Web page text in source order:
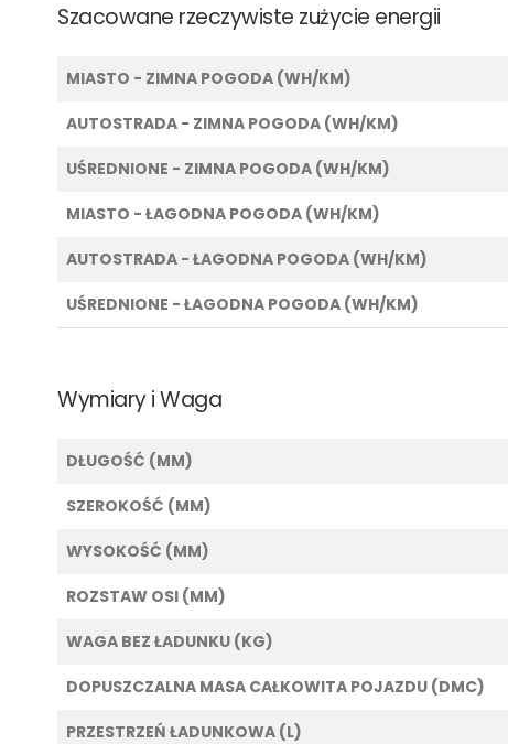
Szacowane rzeczywiste zużycie energii
MIASTO - ZIMNA POGODA (WH/KM)
AUTOSTRADA - ZIMNA POGODA (WH/KM)
UŚREDNIONE - ZIMNA POGODA (WH/KM)
MIASTO - ŁAGODNA POGODA (WH/KM)
AUTOSTRADA - ŁAGODNA POGODA (WH/KM)
UŚREDNIONE - ŁAGODNA POGODA (WH/KM)
Wymiary i Waga
DŁUGOŚĆ (MM)
SZEROKOŚĆ (MM)
WYSOKOŚĆ (MM)
ROZSTAW OSI (MM)
WAGA BEZ ŁADUNKU (KG)
DOPUSZCZALNA MASA CAŁKOWITA POJAZDU (DMC)
PRZESTRZEŃ ŁADUNKOWA (L)